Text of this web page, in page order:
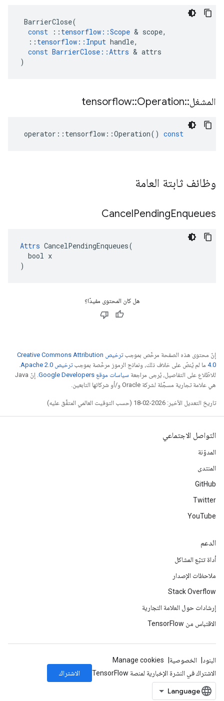
BarrierClose(
const
:: tensorflow ::Scope & scope,
:: tensorflow :: Input handle,
const BarrierClose ::Attrs & attrs
)
المشغل::
tensorflow::Operation
operator :: tensorflow ::Operation() const
وظائف ثابتة العامة
CancelPendingEnqueues
Attrs CancelPendingEnqueues(
  bool x
)
هل كان المحتوى مفيدًا؟
إنّ محتوى هذه الصفحة مرخّص بموجب
ترخيص Creative Commons Attribution
4.0‏ ما لم يُنصّ على خلاف ذلك، ونماذج الرموز مرخّصة بموجبترخيص Apache 2.0‏
.
للاطّلاع على التفاصيل، يُرجى مراجعة سياسات موقع Google Developers‏
. إنّ Java
هي علامة تجارية مسجَّلة لشركة Oracle و/أو شركائها التابعين.
تاريخ التعديل الأخير: 2026-02-18 (حسب التوقيت العالمي المتفَّق عليه)
التواصل الاجتماعي
المدوّنة
المنتدى
GitHub
Twitter
YouTube
الدعم
أداة تتبّع المشاكل
ملاحظات الإصدار
Stack Overflow
إرشادات حول العلامة التجارية
الاقتباس من TensorFlow
البنود الخصوصية
Manage cookies
الاشتراك في النشرة الإخبارية لمنصة TensorFlow
الاشتراك